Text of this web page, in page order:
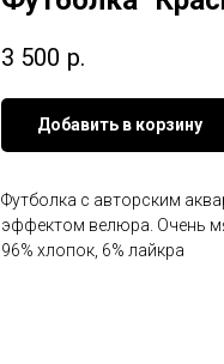
3 500 р.
Добавить в корзину
Футболка с авторским
эффектом велюра. Очень
96% хлопок, 6% лайкра